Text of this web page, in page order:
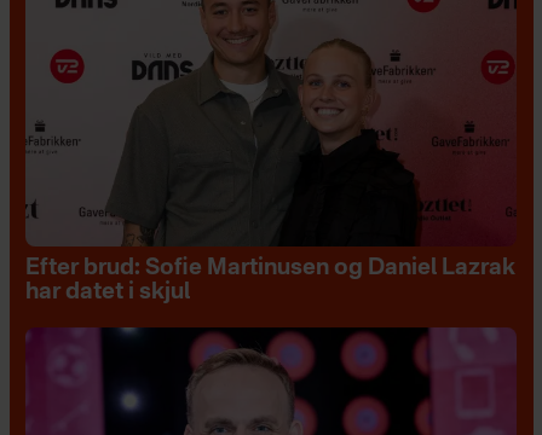
Efter brud: Sofie Martinusen og Daniel Lazrak
har datet i skjul